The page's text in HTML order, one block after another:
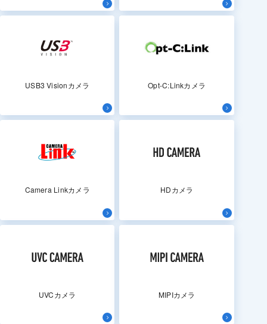
USB3 Visionカメラ Opt-C:Linkカメラ
Camera Linkカメラ HDカメラ
UVCカメラ MIPIカメラ